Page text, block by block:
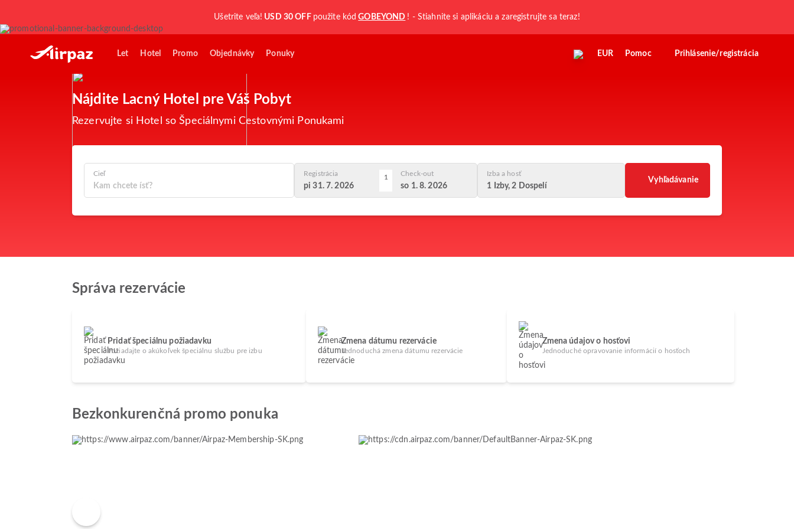
Ušetrite veľa! USD 30 OFF použite kód GOBEYOND ! - Stiahnite si aplikáciu a zaregistrujte sa teraz!
Let Hotel Promo Objednávky Ponuky EUR Pomoc Prihlásenie/registrácia
Nájdite Lacný Hotel pre Váš Pobyt
Rezervujte si Hotel so Špeciálnymi Cestovnými Ponukami
Cieľ Registrácia
pi 31. 7. 2026
1 Check-out
so 1. 8. 2026
Izba a hosť
1 Izby, 2 Dospelí
Vyhľadávanie
Správa rezervácie
Pridať špeciálnu požiadavku
Požiadajte o akúkoľvek špeciálnu službu pre izbu
Zmena dátumu rezervácie
Jednoduchá zmena dátumu rezervácie
Zmena údajov o hosťovi
Jednoduché opravovanie informácií o hosťoch
Bezkonkurenčná promo ponuka